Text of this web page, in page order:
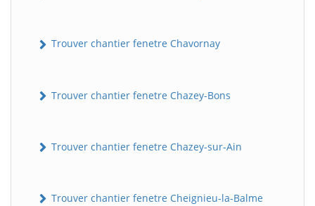
Trouver chantier fenetre Chavornay
Trouver chantier fenetre Chazey-Bons
Trouver chantier fenetre Chazey-sur-Ain
Trouver chantier fenetre Cheignieu-la-Balme